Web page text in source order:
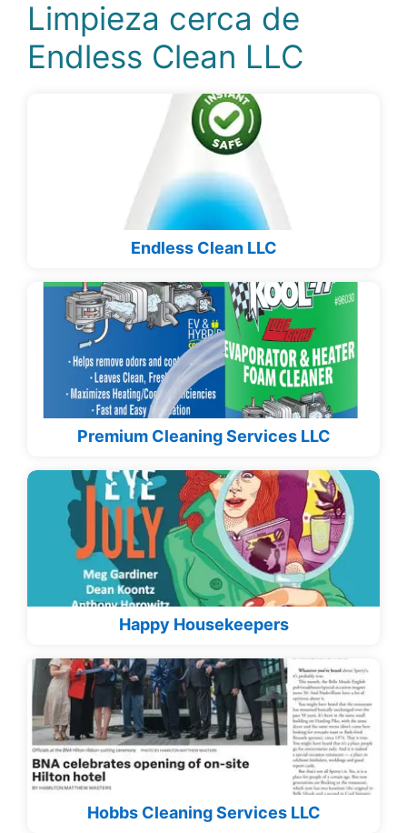
Limpieza cerca de
Endless Clean LLC
Endless Clean LLC
Premium Cleaning Services LLC
Happy Housekeepers
Hobbs Cleaning Services LLC